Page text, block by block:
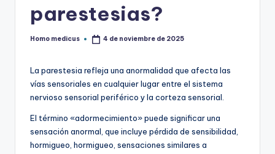
parestesias?
Publicado
Homo medicus 4 de noviembre de 2025
La parestesia refleja una anormalidad que afecta las
vías sensoriales en cualquier lugar entre el sistema
nervioso sensorial periférico y la corteza sensorial.
El término «adormecimiento» puede significar una
sensación anormal, que incluye pérdida de sensibilidad,
hormigueo, hormigueo, sensaciones similares a